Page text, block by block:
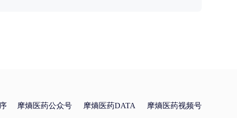
摩熵医药公众号 摩熵医药DATA 摩熵医药视频号